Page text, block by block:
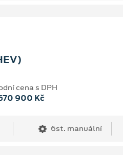
cena s DPH
900 Kč
6st. manuální